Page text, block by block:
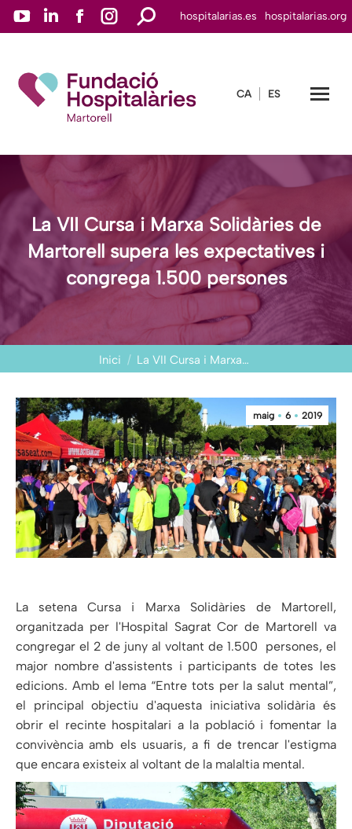
YouTube
in
Linkedin
in
new
Facebook
in
new
Instagram
in
Search: hospitalarias.es hospitalarias.org
CA ES
La VII Cursa i Marxa Solidàries de
Martorell supera les expectatives i
congrega 1.500 persones
Inici La VII Cursa i Marxa…
maig 6 2019
La setena Cursa i Marxa Solidàries de Martorell,
organitzada per l'Hospital Sagrat Cor de Martorell va
congregar el 2 de juny al voltant de 1.500 persones, el
major nombre d'assistents i participants de totes les
edicions. Amb el lema “Entre tots per la salut mental”,
el principal objectiu d'aquesta iniciativa solidària és
obrir el recinte hospitalari a la població i fomentar la
convivència amb els usuaris, a fi de trencar l'estigma
que encara existeix al voltant de la malaltia mental.